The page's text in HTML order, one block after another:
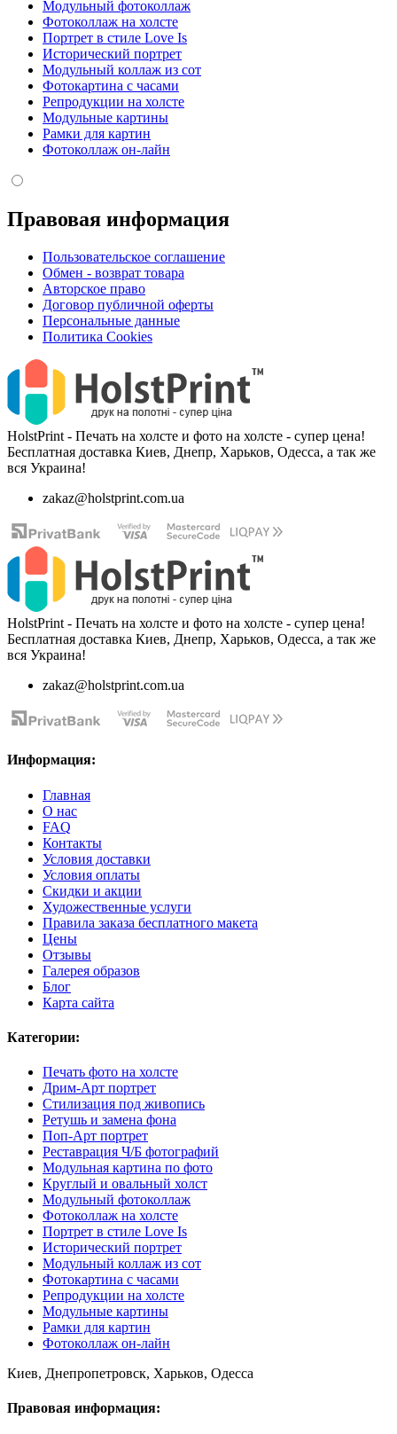
Модульный фотоколлаж
Фотоколлаж на холсте
Портрет в стиле Love Is
Исторический портрет
Модульный коллаж из сот
Фотокартина с часами
Репродукции на холсте
Модульные картины
Рамки для картин
Фотоколлаж он-лайн
Правовая информация
Пользовательское соглашение
Обмен - возврат товара
Авторское право
Договор публичной оферты
Персональные данные
Политика Cookies
HolstPrint - Печать на холсте и фото на холсте - супер цена!
Бесплатная доставка Киев, Днепр, Харьков, Одесса, а так же
вся Украина!
zakaz@holstprint.com.ua
HolstPrint - Печать на холсте и фото на холсте - супер цена!
Бесплатная доставка Киев, Днепр, Харьков, Одесса, а так же
вся Украина!
zakaz@holstprint.com.ua
Информация:
Главная
О нас
FAQ
Контакты
Условия доставки
Условия оплаты
Скидки и акции
Художественные услуги
Правила заказа бесплатного макета
Цены
Отзывы
Галерея образов
Блог
Карта сайта
Категории:
Печать фото на холсте
Дрим-Арт портрет
Стилизация под живопись
Ретушь и замена фона
Поп-Арт портрет
Реставрация Ч/Б фотографий
Модульная картина по фото
Круглый и овальный холст
Модульный фотоколлаж
Фотоколлаж на холсте
Портрет в стиле Love Is
Исторический портрет
Модульный коллаж из сот
Фотокартина с часами
Репродукции на холсте
Модульные картины
Рамки для картин
Фотоколлаж он-лайн
Киев, Днепропетровск, Харьков, Одесса
Правовая информация: